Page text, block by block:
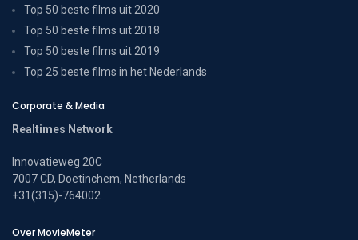
Top 50 beste films uit 2020
Top 50 beste films uit 2018
Top 50 beste films uit 2019
Top 25 beste films in het Nederlands
Corporate & Media
Realtimes Network
Innovatieweg 20C
7007 CD, Doetinchem, Netherlands
+31(315)-764002
Over MovieMeter